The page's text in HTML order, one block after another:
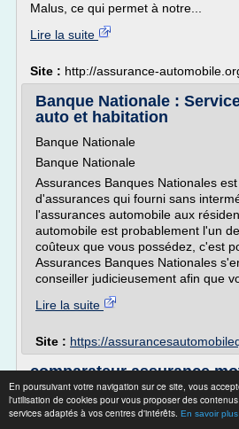
En poursuivant votre navigation sur ce site, vous
l'utilisation de cookies pour vous proposer des
services adaptés à vos centres d'intérêts. En savoir plus
Malus, ce qui permet à notre...
Lire la suite
Site : http://assurance-
Banque Nationale :
auto et habitation
Banque Nationale
Banque Nationale
Assurances Banques Nationales
d'assurances qui fourni sans
l'assurances automobile aux
automobile est probablement l'un
coûteux que vous possédez, c'est
Assurances Banques Nationales
conseiller judicieusement afin que
Lire la suite
Site : https://
comparateur assurance
comparateur assurance moto -
Comparateur assurance automobile